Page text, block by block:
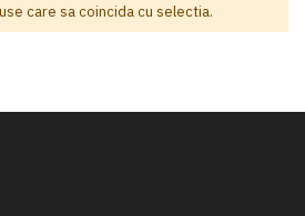
care sa coincida cu selectia.